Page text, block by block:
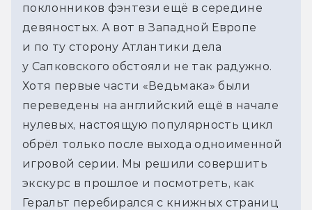
поклонников фэнтези ещё в середине
девяностых. А вот в Западной Европе
и по ту сторону Атлантики дела
у Сапковского обстояли не так радужно.
Хотя первые части «Ведьмака» были
переведены на английский ещё в начале
нулевых, настоящую популярность цикл
обрёл только после выхода одноименной
игровой серии. Мы решили совершить
экскурс в прошлое и посмотреть, как
Геральт перебирался с книжных страниц